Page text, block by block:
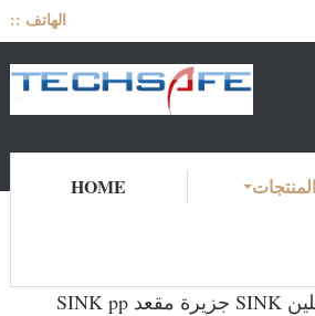
الهاتف ::
HOME المنتجات
SHp4-2-مختبر المصارف المصارف بالوعة PP / Cup ، 185 * 220mm بالوعة مختبر العلوم البولي بروبيلين SINK جزيرة مقعد SINK pp